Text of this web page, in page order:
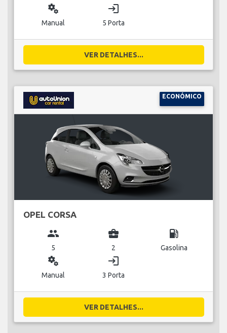
miscellaneous_services
Manual
login
5 Porta
VER DETALHES...
ECONÓMICO
OPEL CORSA
group
5
business_center
2
local_gas_station
Gasolina
miscellaneous_services
Manual
login
3 Porta
VER DETALHES...